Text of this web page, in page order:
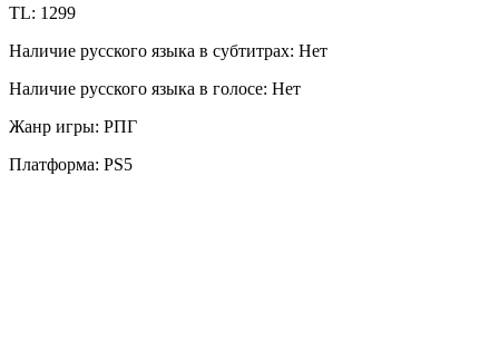
TL: 1299
Наличие русского языка в субтитрах: Нет
Наличие русского языка в голосе: Нет
Жанр игры: РПГ
Платформа: PS5